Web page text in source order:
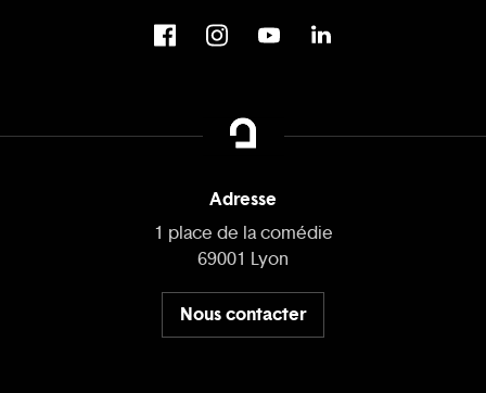
Adresse
1 place de la comédie
69001 Lyon
Nous contacter